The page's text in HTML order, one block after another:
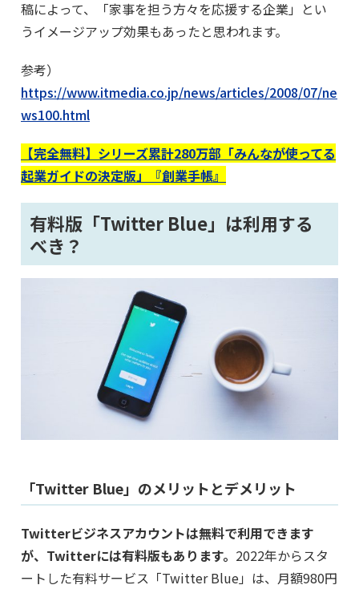
稿によって、「家事を担う方々を応援する企業」とい
うイメージアップ効果もあったと思われます。
参考）
https://www.itmedia.co.jp/news/articles/2008/07/ne
ws100.html
【完全無料】シリーズ累計280万部「みんなが使ってる
起業ガイドの決定版」『創業手帳』
有料版「Twitter Blue」は利用する
べき？
「Twitter Blue」のメリットとデメリット
Twitterビジネスアカウントは無料で利用できます
が、Twitterには有料版もあります。 2022年からスタ
ートした有料サービス「Twitter Blue」は、月額980円